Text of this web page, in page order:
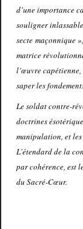
d’une importance
souligner
secte maçonnique
matrice
l’œuvre
saper les
Le soldat contre-
doctrines
manipulation, et les
L’étendard de la
par cohérence, est
du Sacré-Cœur.